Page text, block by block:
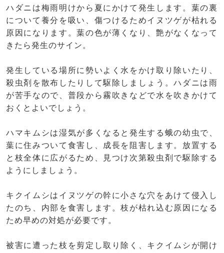
ハダニは梅雨明けから夏にかけて発生します。葉の裏
について養分を吸い、傷つけるためイヌツゲが枯れる
原因になります。葉の色が薄くなり、艶がなくなって
きたら発生のサイン。
発生している場所に勢いよく水をかけ取り除いたり、
殺虫剤を散布したりして駆除しましょう。ハダニは雨
が苦手なので、普段から霧吹きなどで水を吹きかけて
おくとよいでしょう。
ハマキムシは湿気が多くなると発生する蛾の幼虫で、
葉に住みついて食害し、成長を阻害します。放置する
と枝全体に広がるため、見つけ次第殺虫剤で駆除する
ようにしましょう。
キクイムシはイヌツゲの幹に小さな穴をあけて侵入し
たのち、内部を食害します。枝が枯れ込む原因になる
ため早めの対処が必要です。
被害に遭った枝を剪定し取り除く、キクイムシが開け